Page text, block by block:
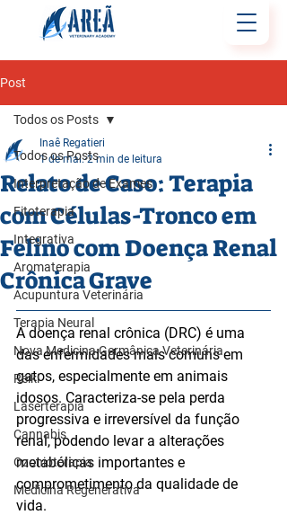
Post
Todos os Posts
Interpretação de Exames
Fitoterapia
Integrativa
Aromaterapia
Acupuntura Veterinária
Terapia Neural
Nova Medicina Germânica Veterinária
Reiki
Laserterapia
Cannabis
Ozonioterapia
Medicina Regenerativa
Todos os Posts
Relato de Caso: Terapia
com Células-Tronco em
Felino com Doença Renal
Crônica Grave
Inaê Regatieri
1 de mai. 2 min de leitura
A doença renal crônica (DRC) é uma
das enfermidades mais comuns em
gatos, especialmente em animais
idosos. Caracteriza-se pela perda
progressiva e irreversível da função
renal, podendo levar a alterações
metabólicas importantes e
comprometimento da qualidade de
vida.